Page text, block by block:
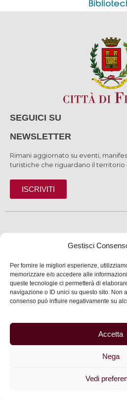
Gestisci
Per fornire le migliori esperienze,
memorizzare e/o accedere alle
queste tecnologie ci permetterà di
navigazione o ID unici su questo sito. Non
consenso può influire negativamente su
Accetta
Nega
Vedi
SEGUICI SU
NEWSLETTER
Rimani aggiornato su eventi,
turistiche che riguardano il territorio
ISCRIVITI
SERVIZI
INFORMAZIONI
© 2025 Assessorato al Turismo
Informativa